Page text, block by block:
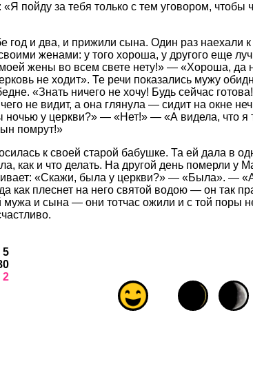
пойду за тебя только с тем уговором, чтобы
год и два, и прижили сына. Один раз наехали к
женами: у того хороша, у другого еще
жены во всем свете нету!» — «Хороша, да
не ходит». Те речи показались мужу
«Знать ничего не хочу! Будь сейчас
не видит, а она глянула — сидит на окне
ночью у церкви?» — «Нет!» — «А видела, что
помрут!»
к своей старой бабушке. Та ей дала в
как и что делать. На другой день померли у
«Скажи, была у церкви?» — «Была». —
как плеснет на него святой водою — он так
и сына — они тотчас ожили и с той поры
5
2